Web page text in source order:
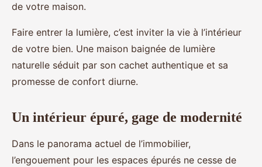
de votre maison.
Faire entrer la lumière, c’est inviter la vie à l’intérieur
de votre bien. Une maison baignée de lumière
naturelle séduit par son cachet authentique et sa
promesse de confort diurne.
Un intérieur épuré, gage de modernité
Dans le panorama actuel de l’immobilier,
l’engouement pour les espaces épurés ne cesse de